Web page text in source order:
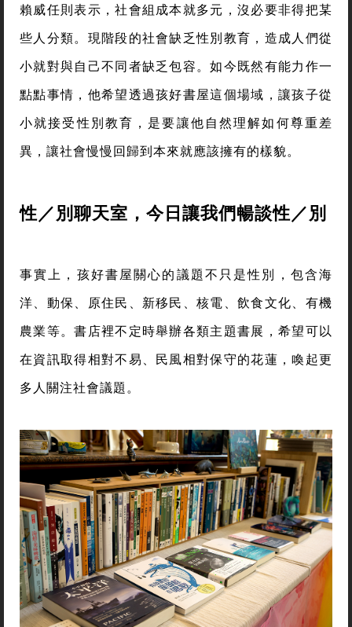
賴威任則表示，社會組成本就多元，沒必要非得把某
些人分類。現階段的社會缺乏性別教育，造成人們從
小就對與自己不同者缺乏包容。如今既然有能力作一
點點事情，他希望透過孩好書屋這個場域，讓孩子從
小就接受性別教育，是要讓他自然理解如何尊重差
異，讓社會慢慢回歸到本來就應該擁有的樣貌。
性／別聊天室，今日讓我們暢談性／別
事實上，孩好書屋關心的議題不只是性別，包含海
洋、動保、原住民、新移民、核電、飲食文化、有機
農業等。書店裡不定時舉辦各類主題書展，希望可以
在資訊取得相對不易、民風相對保守的花蓮，喚起更
多人關注社會議題。